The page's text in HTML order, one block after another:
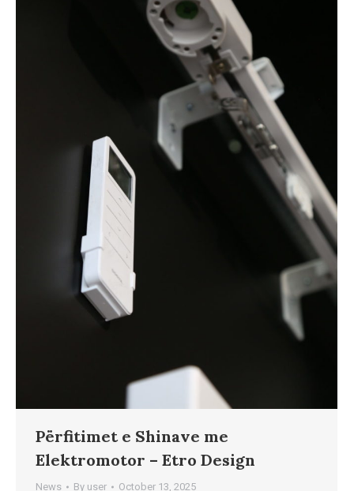
Përfitimet e Shinave me
Elektromotor – Etro Design
News By user October 13, 2025